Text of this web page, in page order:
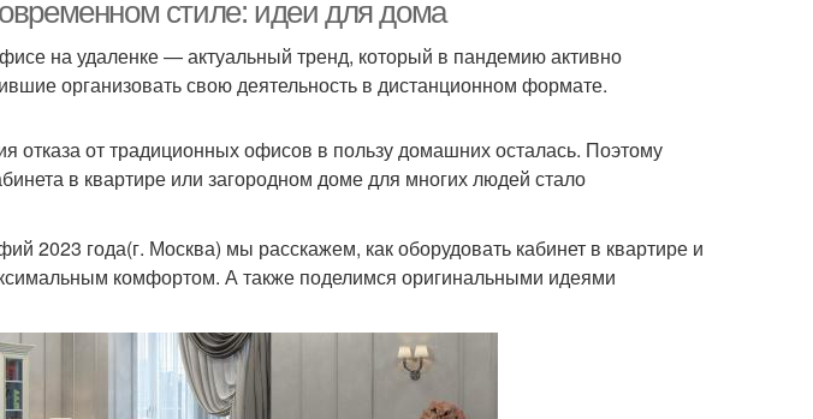
стиле: идеи для дома
на удаленке — актуальный тренд, который в пандемию активно
организовать свою деятельность в дистанционном формате.
отказа от традиционных офисов в пользу домашних осталась. Поэтому
в квартире или загородном доме для многих людей стало
2023 года(г. Москва) мы расскажем, как оборудовать кабинет в квартире и
комфортом. А также поделимся оригинальными идеями